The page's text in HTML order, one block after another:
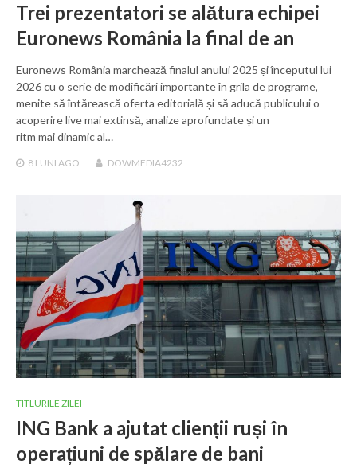
Trei prezentatori se alătura echipei
Euronews România la final de an
Euronews România marchează finalul anului 2025 și începutul lui
2026 cu o serie de modificări importante în grila de programe,
menite să întărească oferta editorială și să aducă publicului o
acoperire live mai extinsă, analize aprofundate și un
ritm mai dinamic al…
8 LUNI AGO DOWMEDIA4232
TITLURILE ZILEI
ING Bank a ajutat clienții ruși în
operațiuni de spălare de bani